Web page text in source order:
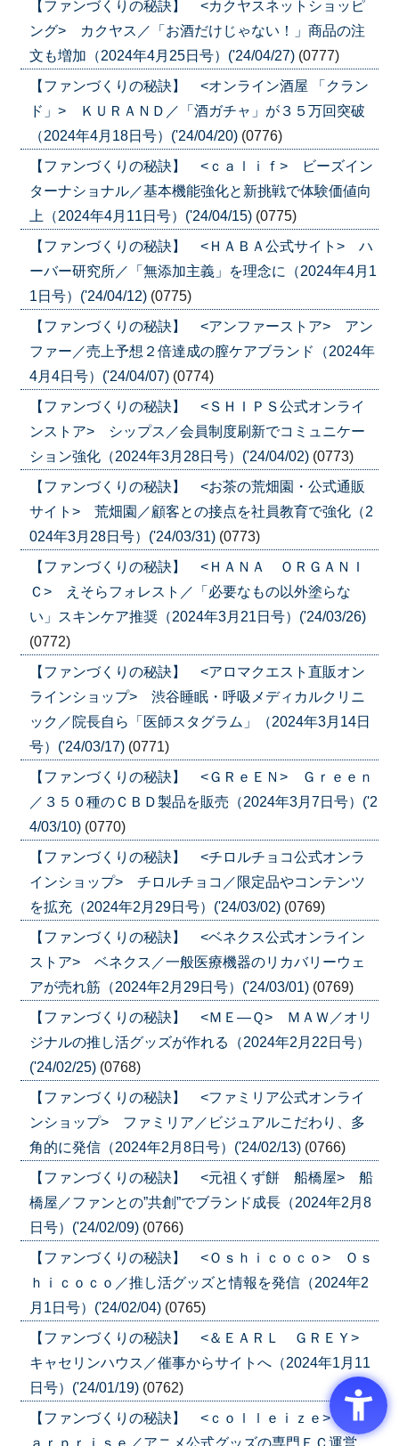
【ファンづくりの秘訣】 <カクヤスネットショッピ
ング> カクヤス／「お酒だけじゃない！」商品の注
文も増加（2024年4月25日号）('24/04/27) (0777)
【ファンづくりの秘訣】 <オンライン酒屋 「クラン
ド」> ＫＵＲＡＮＤ／「酒ガチャ」が３５万回突破
（2024年4月18日号）('24/04/20) (0776)
【ファンづくりの秘訣】 <ｃａｌｉｆ> ビーズイン
ターナショナル／基本機能強化と新挑戦で体験価値向
上（2024年4月11日号）('24/04/15) (0775)
【ファンづくりの秘訣】 <ＨＡＢＡ公式サイト> ハ
ーバー研究所／「無添加主義」を理念に（2024年4月1
1日号）('24/04/12) (0775)
【ファンづくりの秘訣】 <アンファーストア> アン
ファー／売上予想２倍達成の膣ケアブランド（2024年
4月4日号）('24/04/07) (0774)
【ファンづくりの秘訣】 <ＳＨＩＰＳ公式オンライ
ンストア> シップス／会員制度刷新でコミュニケー
ション強化（2024年3月28日号）('24/04/02) (0773)
【ファンづくりの秘訣】 <お茶の荒畑園・公式通販
サイト> 荒畑園／顧客との接点を社員教育で強化（2
024年3月28日号）('24/03/31) (0773)
【ファンづくりの秘訣】 <ＨＡＮＡ ＯＲＧＡＮＩ
Ｃ> えそらフォレスト／「必要なもの以外塗らな
い」スキンケア推奨（2024年3月21日号）('24/03/26)
(0772)
【ファンづくりの秘訣】 <アロマクエスト直販オン
ラインショップ> 渋谷睡眠・呼吸メディカルクリニ
ック／院長自ら「医師スタグラム」（2024年3月14日
号）('24/03/17) (0771)
【ファンづくりの秘訣】 <ＧＲｅＥＮ> Ｇｒｅｅｎ
／３５０種のＣＢＤ製品を販売（2024年3月7日号）('2
4/03/10) (0770)
【ファンづくりの秘訣】 <チロルチョコ公式オンラ
インショップ> チロルチョコ／限定品やコンテンツ
を拡充（2024年2月29日号）('24/03/02) (0769)
【ファンづくりの秘訣】 <ベネクス公式オンライン
ストア> ベネクス／一般医療機器のリカバリーウェ
アが売れ筋（2024年2月29日号）('24/03/01) (0769)
【ファンづくりの秘訣】 <ＭＥ―Ｑ> ＭＡＷ／オリ
ジナルの推し活グッズが作れる（2024年2月22日号）
('24/02/25) (0768)
【ファンづくりの秘訣】 <ファミリア公式オンライ
ンショップ> ファミリア／ビジュアルこだわり、多
角的に発信（2024年2月8日号）('24/02/13) (0766)
【ファンづくりの秘訣】 <元祖くず餅 船橋屋> 船
橋屋／ファンとの”共創”でブランド成長（2024年2月8
日号）('24/02/09) (0766)
【ファンづくりの秘訣】 <Ｏｓｈｉｃｏｃｏ> Ｏｓ
ｈｉｃｏｃｏ／推し活グッズと情報を発信（2024年2
月1日号）('24/02/04) (0765)
【ファンづくりの秘訣】 <＆ＥＡＲＬ ＧＲＥＹ>
キャセリンハウス／催事からサイトへ（2024年1月11
日号）('24/01/19) (0762)
【ファンづくりの秘訣】 <ｃｏｌｌｅｉｚｅ> Ｓｍ